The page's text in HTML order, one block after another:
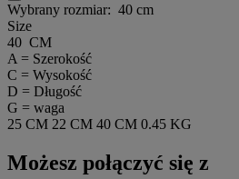
Wybrany rozmiar: 40 cm
Size
40 CM
A = Szerokość
C = Wysokość
D = Długość
G = waga
25 CM 22 CM 40 CM 0.45 KG
Możesz połączyć się z